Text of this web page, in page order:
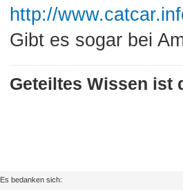
http://
Gibt es sogar bei
Geteiltes Wissen ist
Es bedanken sich: